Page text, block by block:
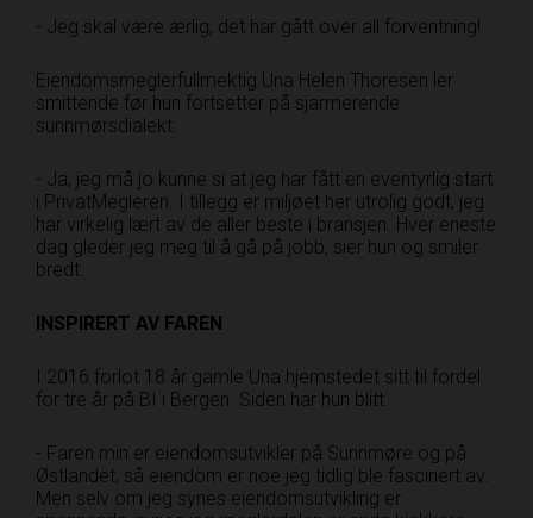
- Jeg skal være ærlig; det har gått over all forventning!
Eiendomsmeglerfullmektig Una Helen Thoresen ler
smittende før hun fortsetter på sjarmerende
sunnmørsdialekt:
- Ja, jeg må jo kunne si at jeg har fått en eventyrlig start
i PrivatMegleren. I tillegg er miljøet her utrolig godt, jeg
har virkelig lært av de aller beste i bransjen. Hver eneste
dag gleder jeg meg til å gå på jobb, sier hun og smiler
bredt.
INSPIRERT AV FAREN
I 2016 forlot 18 år gamle Una hjemstedet sitt til fordel
for tre år på BI i Bergen. Siden har hun blitt.
- Faren min er eiendomsutvikler på Sunnmøre og på
Østlandet, så eiendom er noe jeg tidlig ble fascinert av.
Men selv om jeg synes eiendomsutvikling er